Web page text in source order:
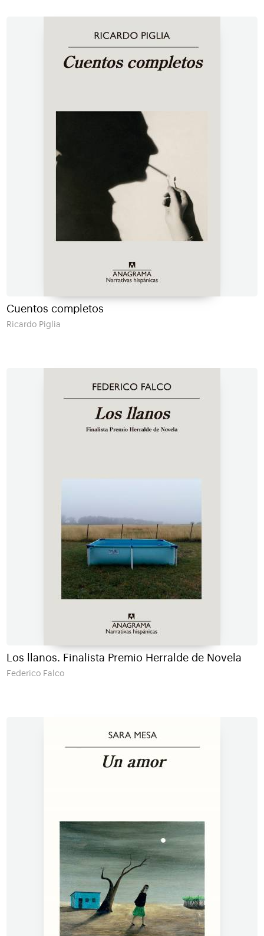
Cuentos completos
Ricardo Piglia
Los llanos. Finalista Premio Herralde de Novela
Federico Falco